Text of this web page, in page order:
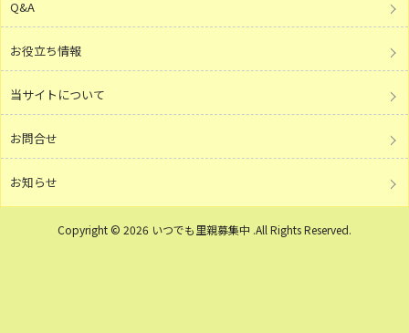
Q&A
お役立ち情報
当サイトについて
お問合せ
お知らせ
Copyright © 2026 いつでも里親募集中 .All Rights Reserved.